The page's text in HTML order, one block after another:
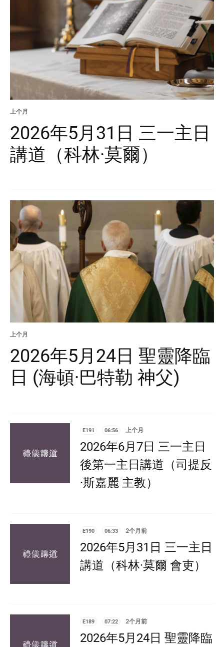
上个月
2026年5月31日 三一主日
講道（科林·莫爾）
上个月
2026年5月24日 聖靈降臨
日 (海頓·巴特勒 神父)
E191 06:56 上个月
2026年6月7日 三一主日
後第一主日講道（司提反
·斯嘉麗 主教）
E190 06:33 2个月前
2026年5月31日 三一主日
講道（科林·莫爾 會吏）
E189 07:22 2个月前
2026年5月24日 聖靈降臨